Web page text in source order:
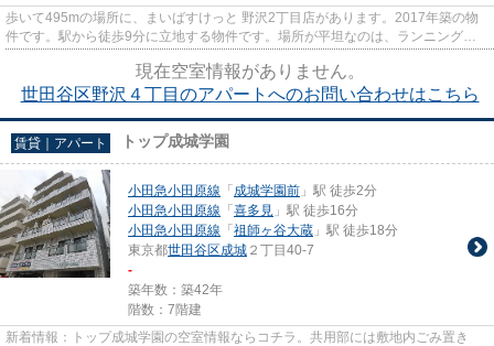
歩いて495mの場所に、まいばすけっと 野沢2丁目店があります。2017年築の物
件です。駅から徒歩9分に立地する物件です。場所が平坦なのは、ランニングを
現在空室情報がありません。
世田谷区野沢４丁目のアパートへのお問い合わせはこちら
賃貸｜アパート トップ成城学園
小田急小田原線 「 成城学園前 」駅 徒歩2分
小田急小田原線 「 喜多見 」駅 徒歩16分
小田急小田原線 「 祖師ヶ谷大蔵 」駅 徒歩18分
東京都世田谷区成城 ２丁目40-7
-
築年数：築42年
階数：7階建
新着情報：トップ成城学園の空室情報ならコチラ。共用部には敷地内ごみ置き